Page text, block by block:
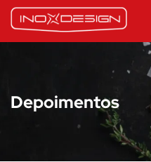
Depoimentos